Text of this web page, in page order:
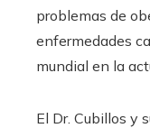
problemas de
enfermedades
mundial en la
El Dr. Cubillos y